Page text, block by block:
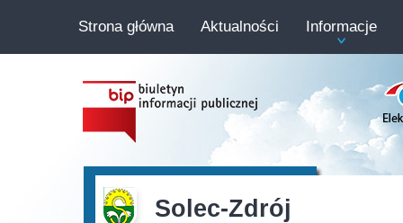
Strona główna Aktualności Informacje
Solec-Zdrój